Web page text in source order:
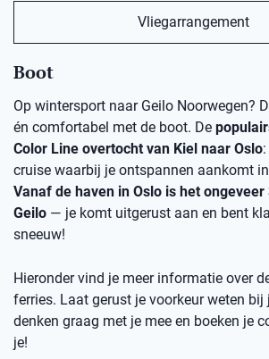
Vliegarrangement
Boot
Op wintersport naar Geilo Noorwegen?
én comfortabel met de boot. De
Color Line overtocht van Kiel naar Oslo
cruise waarbij je ontspannen aankomt
Vanaf de haven in Oslo is het
Geilo — je komt uitgerust aan en bent
sneeuw!
Hieronder vind je meer informatie over
ferries. Laat gerust je voorkeur weten
denken graag met je mee en boeken je
je!